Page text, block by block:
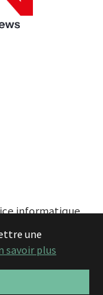
une
savoir plus
informatique